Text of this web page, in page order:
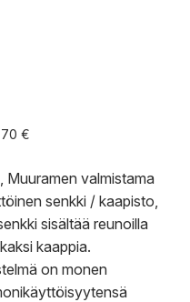
€
Muuramen valmistama
senkki / kaapisto,
sisältää reunoilla
kaappia.
on monen